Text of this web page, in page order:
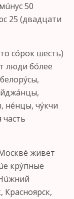
50
25 (двадцати
сóрок шесть)
люди бóлее
нéнцы, чýкчи
живёт
крýпные
Красноярск,